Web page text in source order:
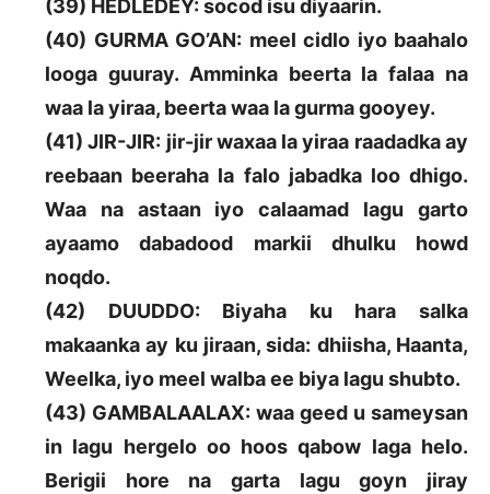
(39) HEDLEDEY: socod isu diyaarin.
(40) GURMA GO’AN: meel cidlo iyo baahalo
looga guuray. Amminka beerta la falaa na
waa la yiraa, beerta waa la gurma gooyey.
(41) JIR-JIR: jir-jir waxaa la yiraa raadadka ay
reebaan beeraha la falo jabadka loo dhigo.
Waa na astaan iyo calaamad lagu garto
ayaamo dabadood markii dhulku howd
noqdo.
(42) DUUDDO: Biyaha ku hara salka
makaanka ay ku jiraan, sida: dhiisha, Haanta,
Weelka, iyo meel walba ee biya lagu shubto.
(43) GAMBALAALAX: waa geed u sameysan
in lagu hergelo oo hoos qabow laga helo.
Berigii hore na garta lagu goyn jiray